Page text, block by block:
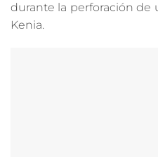
durante la perforación de
Kenia.